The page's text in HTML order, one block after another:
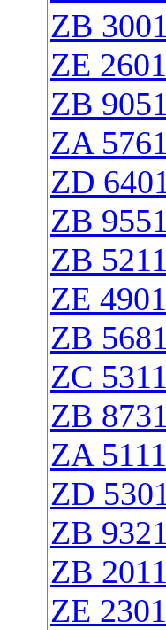
ZB
ZE
ZB
ZA
ZD
ZB
ZB
ZE
ZB
ZC
ZB
ZA
ZD
ZB
ZB
ZE